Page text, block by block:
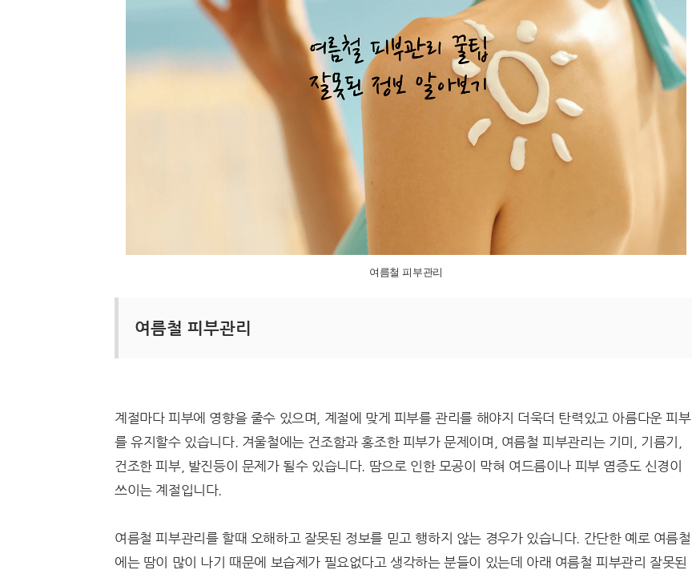
여름철 피부관리
여름철 피부관리
계절마다 피부에 영향을 줄수 있으며, 계절에 맞게 피부를 관리를 해야지 더욱더 탄력있고 아름다운 피부
를 유지할수 있습니다. 겨울철에는 건조함과 홍조한 피부가 문제이며, 여름철 피부관리는 기미, 기름기,
건조한 피부, 발진등이 문제가 될수 있습니다. 땀으로 인한 모공이 막혀 여드름이나 피부 염증도 신경이
쓰이는 계절입니다.
여름철 피부관리를 할때 오해하고 잘못된 정보를 믿고 행하지 않는 경우가 있습니다. 간단한 예로 여름철
에는 땀이 많이 나기 때문에 보습제가 필요없다고 생각하는 분들이 있는데 아래 여름철 피부관리 잘못된